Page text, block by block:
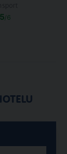
5/6